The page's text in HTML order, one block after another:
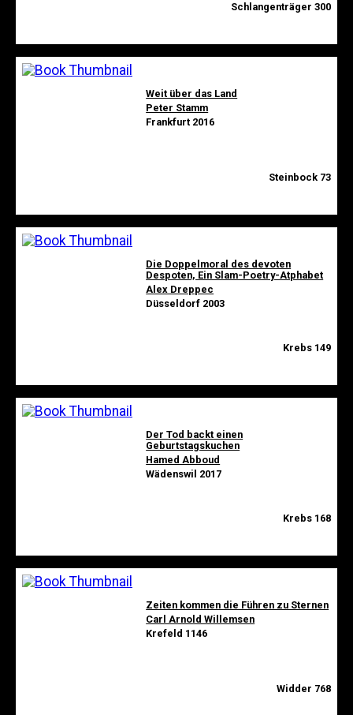
Schlangenträger 300
Weit über das Land
Peter Stamm
Frankfurt 2016
Steinbock 73
Die Doppelmoral des devoten
Despoten, Ein Slam-Poetry-Atphabet
Alex Dreppec
Düsseldorf 2003
Krebs 149
Der Tod backt einen
Geburtstagskuchen
Hamed Abboud
Wädenswil 2017
Krebs 168
Zeiten kommen die Führen zu Sternen
Carl Arnold Willemsen
Krefeld 1146
Widder 768